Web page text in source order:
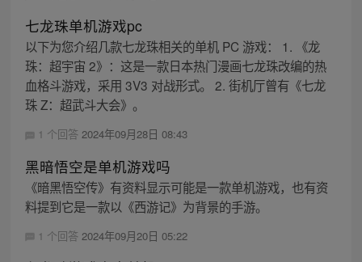
七龙珠单机游戏pc
以下为您介绍几款七龙珠相关的单机 PC 游戏： 1. 《龙
珠：超宇宙 2》：这是一款日本热门漫画七龙珠改编的热
血格斗游戏，采用 3V3 对战形式。 2. 街机厅曾有《七龙
珠 Z：超武斗大会》。
1 个回答 2024年09月28日 08:43
黑暗悟空是单机游戏吗
《暗黑悟空传》有资料显示可能是一款单机游戏，也有资
料提到它是一款以《西游记》为背景的手游。
1 个回答 2024年09月20日 05:22